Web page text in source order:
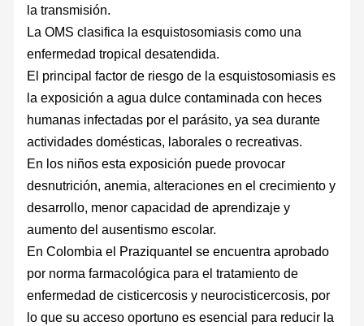
la transmisión.
La OMS clasifica la esquistosomiasis como una
enfermedad tropical desatendida.
El principal factor de riesgo de la esquistosomiasis es
la exposición a agua dulce contaminada con heces
humanas infectadas por el parásito, ya sea durante
actividades domésticas, laborales o recreativas.
En los niños esta exposición puede provocar
desnutrición, anemia, alteraciones en el crecimiento y
desarrollo, menor capacidad de aprendizaje y
aumento del ausentismo escolar.
En Colombia el Praziquantel se encuentra aprobado
por norma farmacológica para el tratamiento de
enfermedad de cisticercosis y neurocisticercosis, por
lo que su acceso oportuno es esencial para reducir la